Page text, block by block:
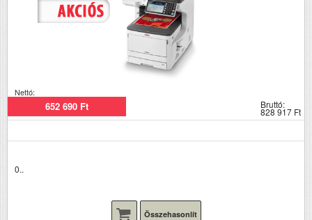
Nettó:
652 690 Ft Bruttó:
828 917 Ft
0..
Összehasonlít